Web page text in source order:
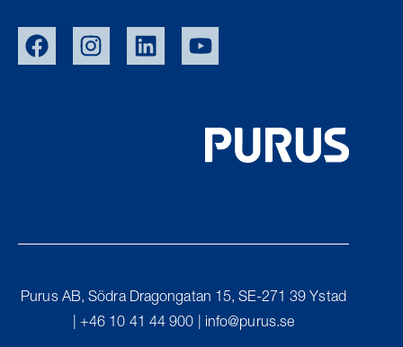
UK
FIN
Purus AB, Södra Dragongatan 15, SE-271 39 Ystad
| +46 10 41 44 900 | info@purus.se